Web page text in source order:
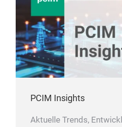
PCIM Insights
Aktuelle Trends,